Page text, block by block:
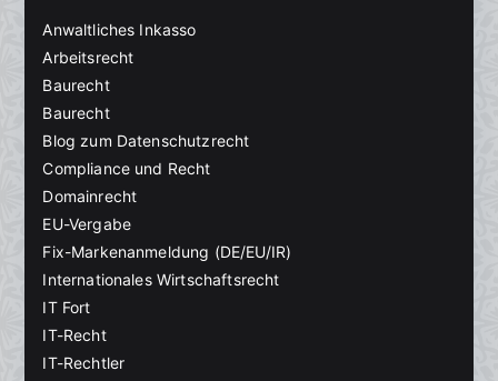
Anwaltliches Inkasso
Arbeitsrecht
Baurecht
Baurecht
Blog zum Datenschutzrecht
Compliance und Recht
Domainrecht
EU-Vergabe
Fix-Markenanmeldung (DE/EU/IR)
Internationales Wirtschaftsrecht
IT Fort
IT-Recht
IT-Rechtler